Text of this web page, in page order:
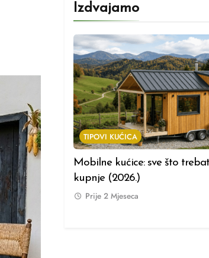
Izdvajamo
Ne
prije
TIPOVI KUĆICA
Mobilne kućice: sve što
kupnje (2026.)
Prije 2 Mjeseca